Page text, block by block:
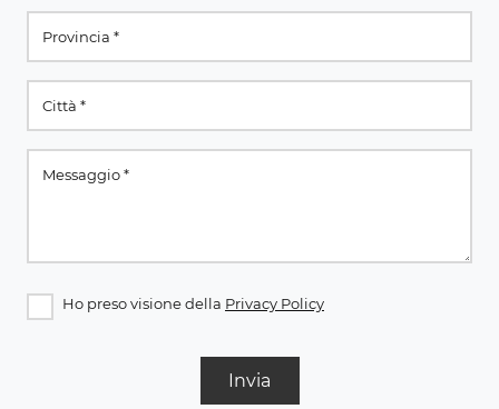
Ho preso visione della Privacy Policy
Invia